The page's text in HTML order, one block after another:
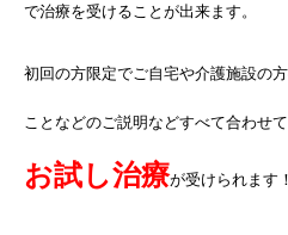
で治療を受けることが出来ます。
初回の方限定でご自宅や介護施設の
ことなどのご説明などすべて合わせ
お試し治療が受けられます